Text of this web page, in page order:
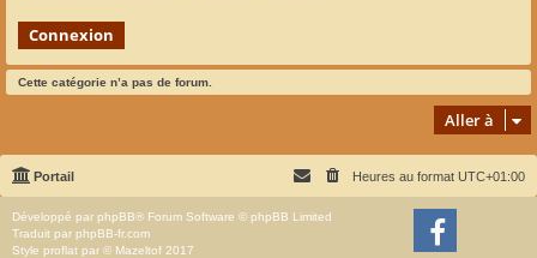
Cette catégorie n’a pas de forum.
Aller à
Portail Heures au format UTC+01:00
Développé par phpBB® Forum Software © phpBB Limited
Traduit par phpBB-fr.com
Style proflat par © Mazeltof 2017